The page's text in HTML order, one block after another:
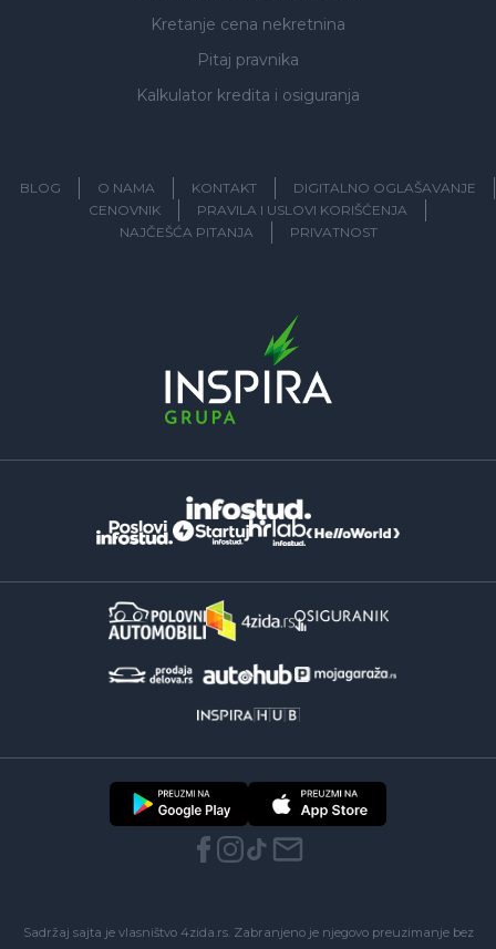
Kretanje cena nekretnina
Pitaj pravnika
Kalkulator kredita i osiguranja
BLOG O NAMA KONTAKT
DIGITALNO OGLAŠAVANJE
CENOVNIK
PRAVILA I USLOVI KORIŠĆENJA
NAJČEŠĆA PITANJA
PRIVATNOST
Sadržaj sajta je vlasništvo 4zida.rs. Zabranjeno je njegovo preuzimanje bez